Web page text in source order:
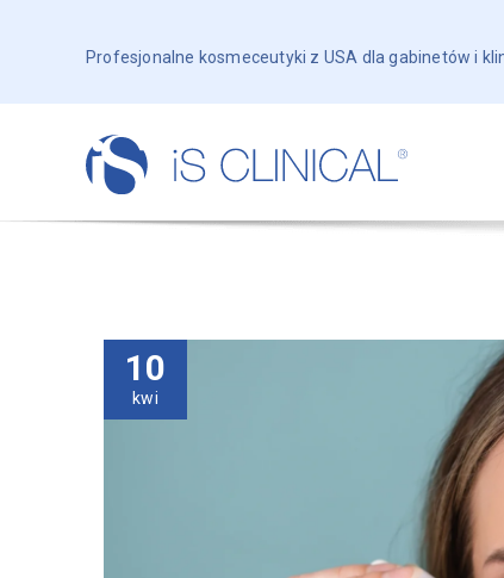
Profesjonalne kosmeceutyki z USA dla gabinetów i
10
kwi